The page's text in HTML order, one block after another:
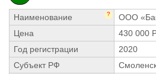
Наименование ?
ООО
Цена
430 000
Год регистрации
2020
Субъект РФ